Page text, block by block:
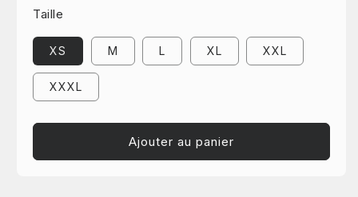
Taille
XS M L XL XXL
XXXL
Ajouter au panier